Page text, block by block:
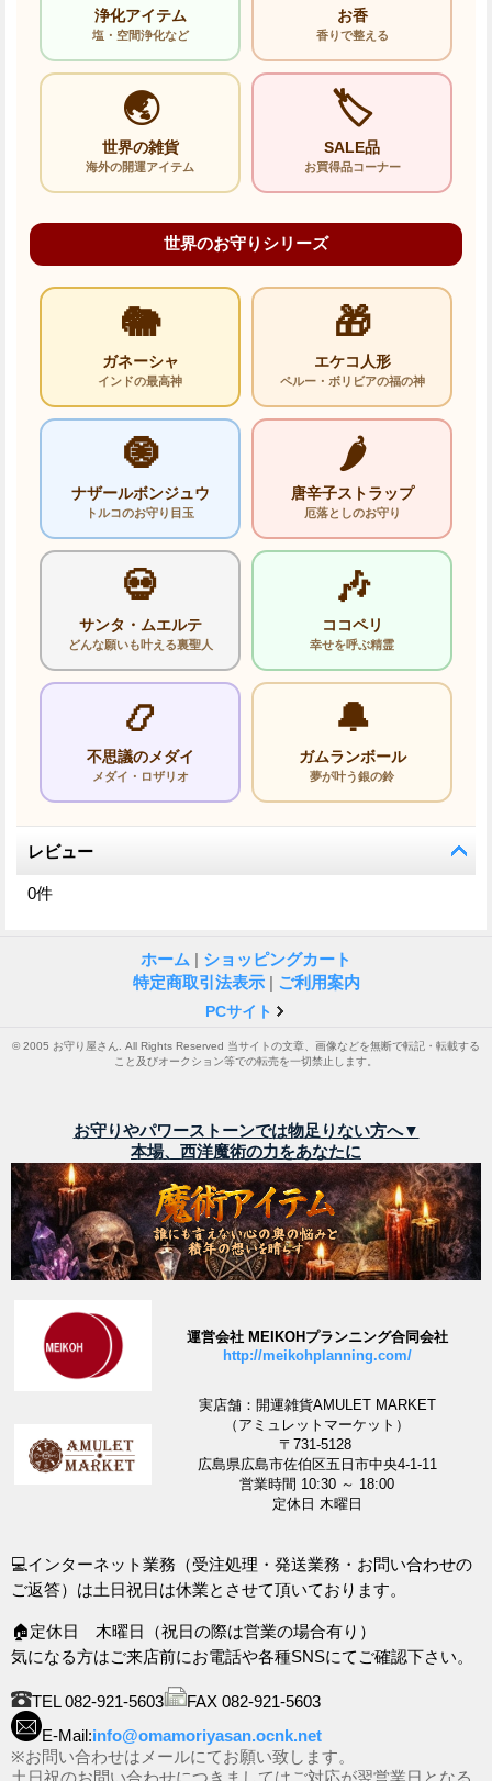
浄化アイテム
塩・空間浄化など
お香
香りで整える
🌏
世界の雑貨
海外の開運アイテム
🏷️
SALE品
お買得品コーナー
世界のお守りシリーズ
🐘
ガネーシャ
インドの最高神
🎁
エケコ人形
ペルー・ボリビアの福の神
🧿
ナザールボンジュウ
トルコのお守り目玉
🌶️
唐辛子ストラップ
厄落としのお守り
💀
サンタ・ムエルテ
どんな願いも叶える裏聖人
🎶
ココペリ
幸せを呼ぶ精霊
📿
不思議のメダイ
メダイ・ロザリオ
🔔
ガムランボール
夢が叶う銀の鈴
レビュー
0件
ホーム | ショッピングカート
特定商取引法表示 | ご利用案内
PCサイト
© 2005 お守り屋さん. All Rights Reserved 当サイトの文章、画像などを無断で転記・転載する
こと及びオークション等での転売を一切禁止します。
お守りやパワーストーンでは物足りない方へ▼
本場、西洋魔術の力をあなたに
運営会社 MEIKOHプランニング合同会社
http://meikohplanning.com/
実店舗：開運雑貨AMULET MARKET
（アミュレットマーケット）
〒731-5128
広島県広島市佐伯区五日市中央4-1-11
営業時間 10:30 ～ 18:00
定休日 木曜日
💻インターネット業務（受注処理・発送業務・お問い合わせの
ご返答）は土日祝日は休業とさせて頂いております。
🏠定休日 木曜日（祝日の際は営業の場合有り）
気になる方はご来店前にお電話や各種SNSにてご確認下さい。
TEL 082-921-5603
FAX 082-921-5603
E-Mail:info@omamoriyasan.ocnk.net
※お問い合わせはメールにてお願い致します。
土日祝のお問い合わせにつきましてはご対応が翌営業日となる